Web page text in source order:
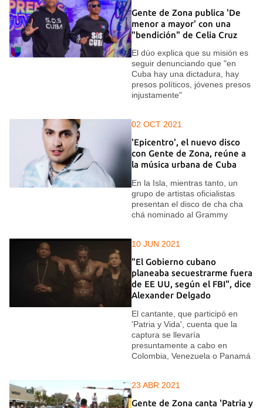
Gente de Zona publica 'De
menor a mayor' con una
"bendición" de Celia Cruz
El dúo explica que su misión es
seguir denunciando que "en
Cuba hay una dictadura, hay
presos políticos, jóvenes presos
injustamente"
02 OCT 2021
'Epicentro', el nuevo disco
con Gente de Zona, reúne a
la música urbana de Cuba
En la Isla, mientras tanto, un
grupo de artistas oficialistas
presentan el disco de cha cha
chá nominado al Grammy
10 JUN 2021
"El Gobierno cubano
planeaba secuestrarme fuera
de EE UU, según el FBI", dice
Alexander Delgado
El cantante, que participó en
'Patria y Vida', cuenta que la
captura se llevaría
presuntamente a cabo en
Colombia, Venezuela o Panamá
23 ABR 2021
Gente de Zona canta 'Patria y